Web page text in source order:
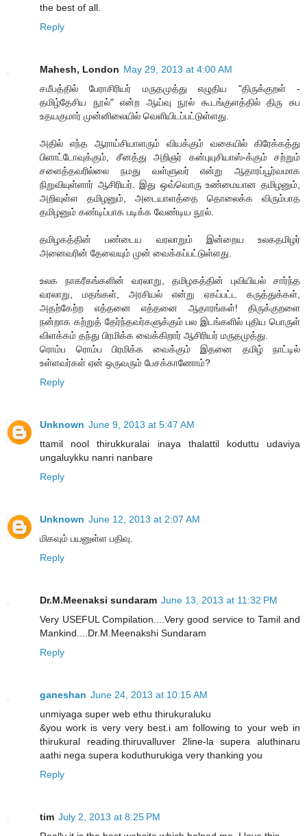
the best of all.
Reply
Mahesh, London May 29, 2013 at 4:00 AM
சமீபத்தில் பேராசிரியர் மருதமுத்து எழுதிய "திருக்குறள் -
தமிழ்தேசிய நூல்" என்ற ஆய்வு நூல் கூடங்குளத்தில் திரு சுப
உதயகுமார் முன்னிலையில் வெளியிடப்பட்டுள்ளது.
அதில் எந்த ஆராய்சியாளரும் வியக்கும் வகையில் கிரேக்கத்து
பிளாட்டோவுக்கும், சீனத்து அறிஞர் கன்புயுசியாஸ்-க்கும் சற்றும்
சளைத்தவரில்லை நமது வள்ளுவர் என்று ஆதாரப்பூர்வமாக
நிறுவியுள்ளார் ஆசிரியர். இது ஒவ்வொரு உண்மையான தமிழனும்,
அறிவுள்ள தமிழனும், அடையாளத்தை தொலைக்க விரும்பாத
தமிழனும் கண்டிப்பாக படிக்க வேண்டிய நூல்.
தமிழகத்தின் பண்டைய வரலாறும் இன்றைய உலகதமிழர்
அனைவரின் தேவையும் முன் வைக்கப்பட்டுள்ளது.
உலக நாகரீகங்களின் வரலாறு, தமிழகத்தின் புவியியல் சார்ந்த
வரலாறு, மதங்கள், அரசியல் என்று ஏகப்பட்ட கருத்துக்கள்,
அதற்கேற்ற எத்தனை எத்தனை ஆதாரங்கள்! திருக்குறளை
நன்றாக கற்றுத் தேர்ந்தவர்களுக்கும் பல இடங்களில் புதிய பொருள்
விளக்கம் தந்து பிரமிக்க வைக்கிறார் ஆசிரியர் மருதமுத்து.
ரொம்ப ரொம்ப பிரமிக்க வைக்கும் இதனை தமிழ் நாட்டில்
உள்ளவர்கள் ஏன் ஒருவரும் பேசக்காணோம்?
Reply
Unknown June 9, 2013 at 5:47 AM
ttamil nool thirukkuralai inaya thalattil koduttu udaviya
ungaluykku nanri nanbare
Reply
Unknown June 12, 2013 at 2:07 AM
மிகவும் பயனுள்ள பதிவு.
Reply
Dr.M.Meenaksi sundaram June 13, 2013 at 11:32 PM
Very USEFUL Compilation....Very good service to Tamil and
Mankind....Dr.M.Meenakshi Sundaram
Reply
ganeshan June 24, 2013 at 10:15 AM
unmiyaga super web ethu thirukuraluku
&you work is very very best.i am following to your web in
thirukural reading.thiruvalluver 2line-la supera aluthinaru
aathi nega supera koduthurukiga very thanking you
Reply
tim July 2, 2013 at 8:25 PM